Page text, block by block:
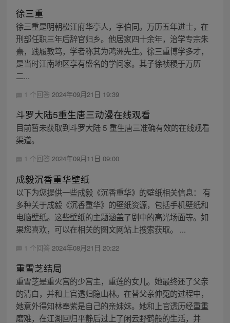
徐三重
徐三重是明朝松江府华亭人，字伯同。万历五年进士，在
刑部任职三年后辞官归乡。他居家四十余年，治学专宗朱
熹，践履敦笃，学者称其为鸿洲先生。徐三重博学多才，
是当时江南地区享有盛名的学问家。其子徐祯稷于万历
二...
1 个回答 2024年09月21日 19:39
斗罗大陆5重生唐三动漫在线观看
目前暂未获取到斗罗大陆 5 重生唐三准确有效的在线观看
渠道。
1 个回答 2024年09月11日 09:00
成毅沉香重华壁纸
以下为您提供一些成毅《沉香重华》的壁纸相关信息： 有
多种关于成毅《沉香重华》的壁纸资源，包括手机壁纸和
电脑壁纸。这些壁纸的主题涵盖了剧中的高光场面等。如
果您喜欢，可以在相关的图文网站上搜索获取。 ...
1 个回答 2024年08月21日 20:22
重雪芝结局
重雪芝是重火宫的少宫主，重莲的女儿。她最终还了父亲
的清白，并和上官透归隐山林。在替父亲伸冤的过程中，
她意外得知林奉紫是自己的亲妹妹。她和上官透历经重重
磨难，在江湖回归平静后过上了闲云野鹤般的生活，并